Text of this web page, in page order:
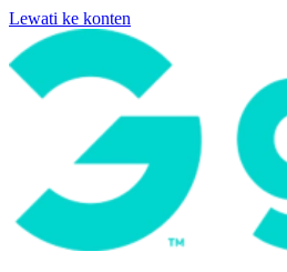
Lewati ke konten